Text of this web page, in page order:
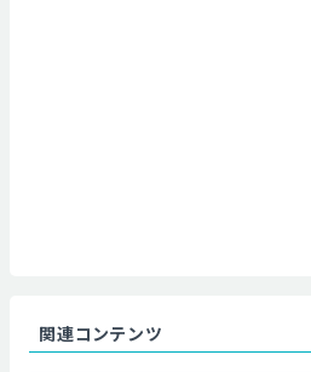
関連コンテンツ